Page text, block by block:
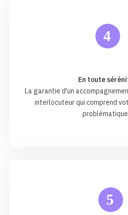
4
En toute
La garantie d'un
interlocuteur qui comprend
5